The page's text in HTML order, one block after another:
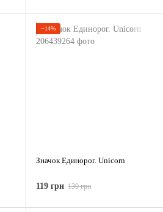
−14%
Значок Единорог. Unicorn
119 грн 139 грн